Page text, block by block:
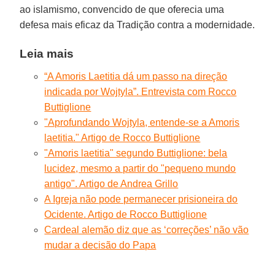
ao islamismo, convencido de que oferecia uma
defesa mais eficaz da Tradição contra a modernidade.
Leia mais
“A Amoris Laetitia dá um passo na direção
indicada por Wojtyla”. Entrevista com Rocco
Buttiglione
"Aprofundando Wojtyla, entende-se a Amoris
laetitia." Artigo de Rocco Buttiglione
"Amoris laetitia" segundo Buttiglione: bela
lucidez, mesmo a partir do "pequeno mundo
antigo". Artigo de Andrea Grillo
A Igreja não pode permanecer prisioneira do
Ocidente. Artigo de Rocco Buttiglione
Cardeal alemão diz que as ‘correções’ não vão
mudar a decisão do Papa